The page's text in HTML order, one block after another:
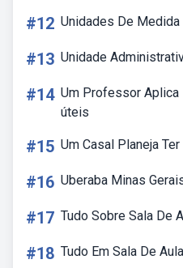
#12 Unidades De Medida
#13 Unidade
#14 Um Professor Aplica
úteis
#15 Um Casal Planeja
#16 Uberaba Minas
#17 Tudo Sobre Sala De
#18 Tudo Em Sala De